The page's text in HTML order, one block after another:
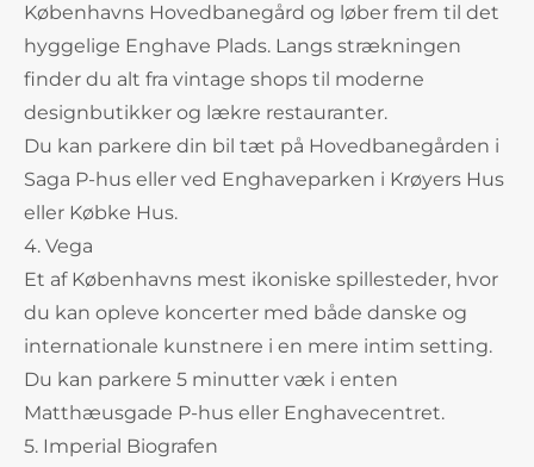
Københavns Hovedbanegård og løber frem til det
hyggelige Enghave Plads. Langs strækningen
finder du alt fra vintage shops til moderne
designbutikker og lækre restauranter.
Du kan parkere din bil tæt på Hovedbanegården i
Saga P-hus eller ved Enghaveparken i Krøyers Hus
eller Købke Hus.
4. Vega
Et af Københavns mest ikoniske spillesteder, hvor
du kan opleve koncerter med både danske og
internationale kunstnere i en mere intim setting.
Du kan parkere 5 minutter væk i enten
Matthæusgade P-hus eller Enghavecentret.
5. Imperial Biografen